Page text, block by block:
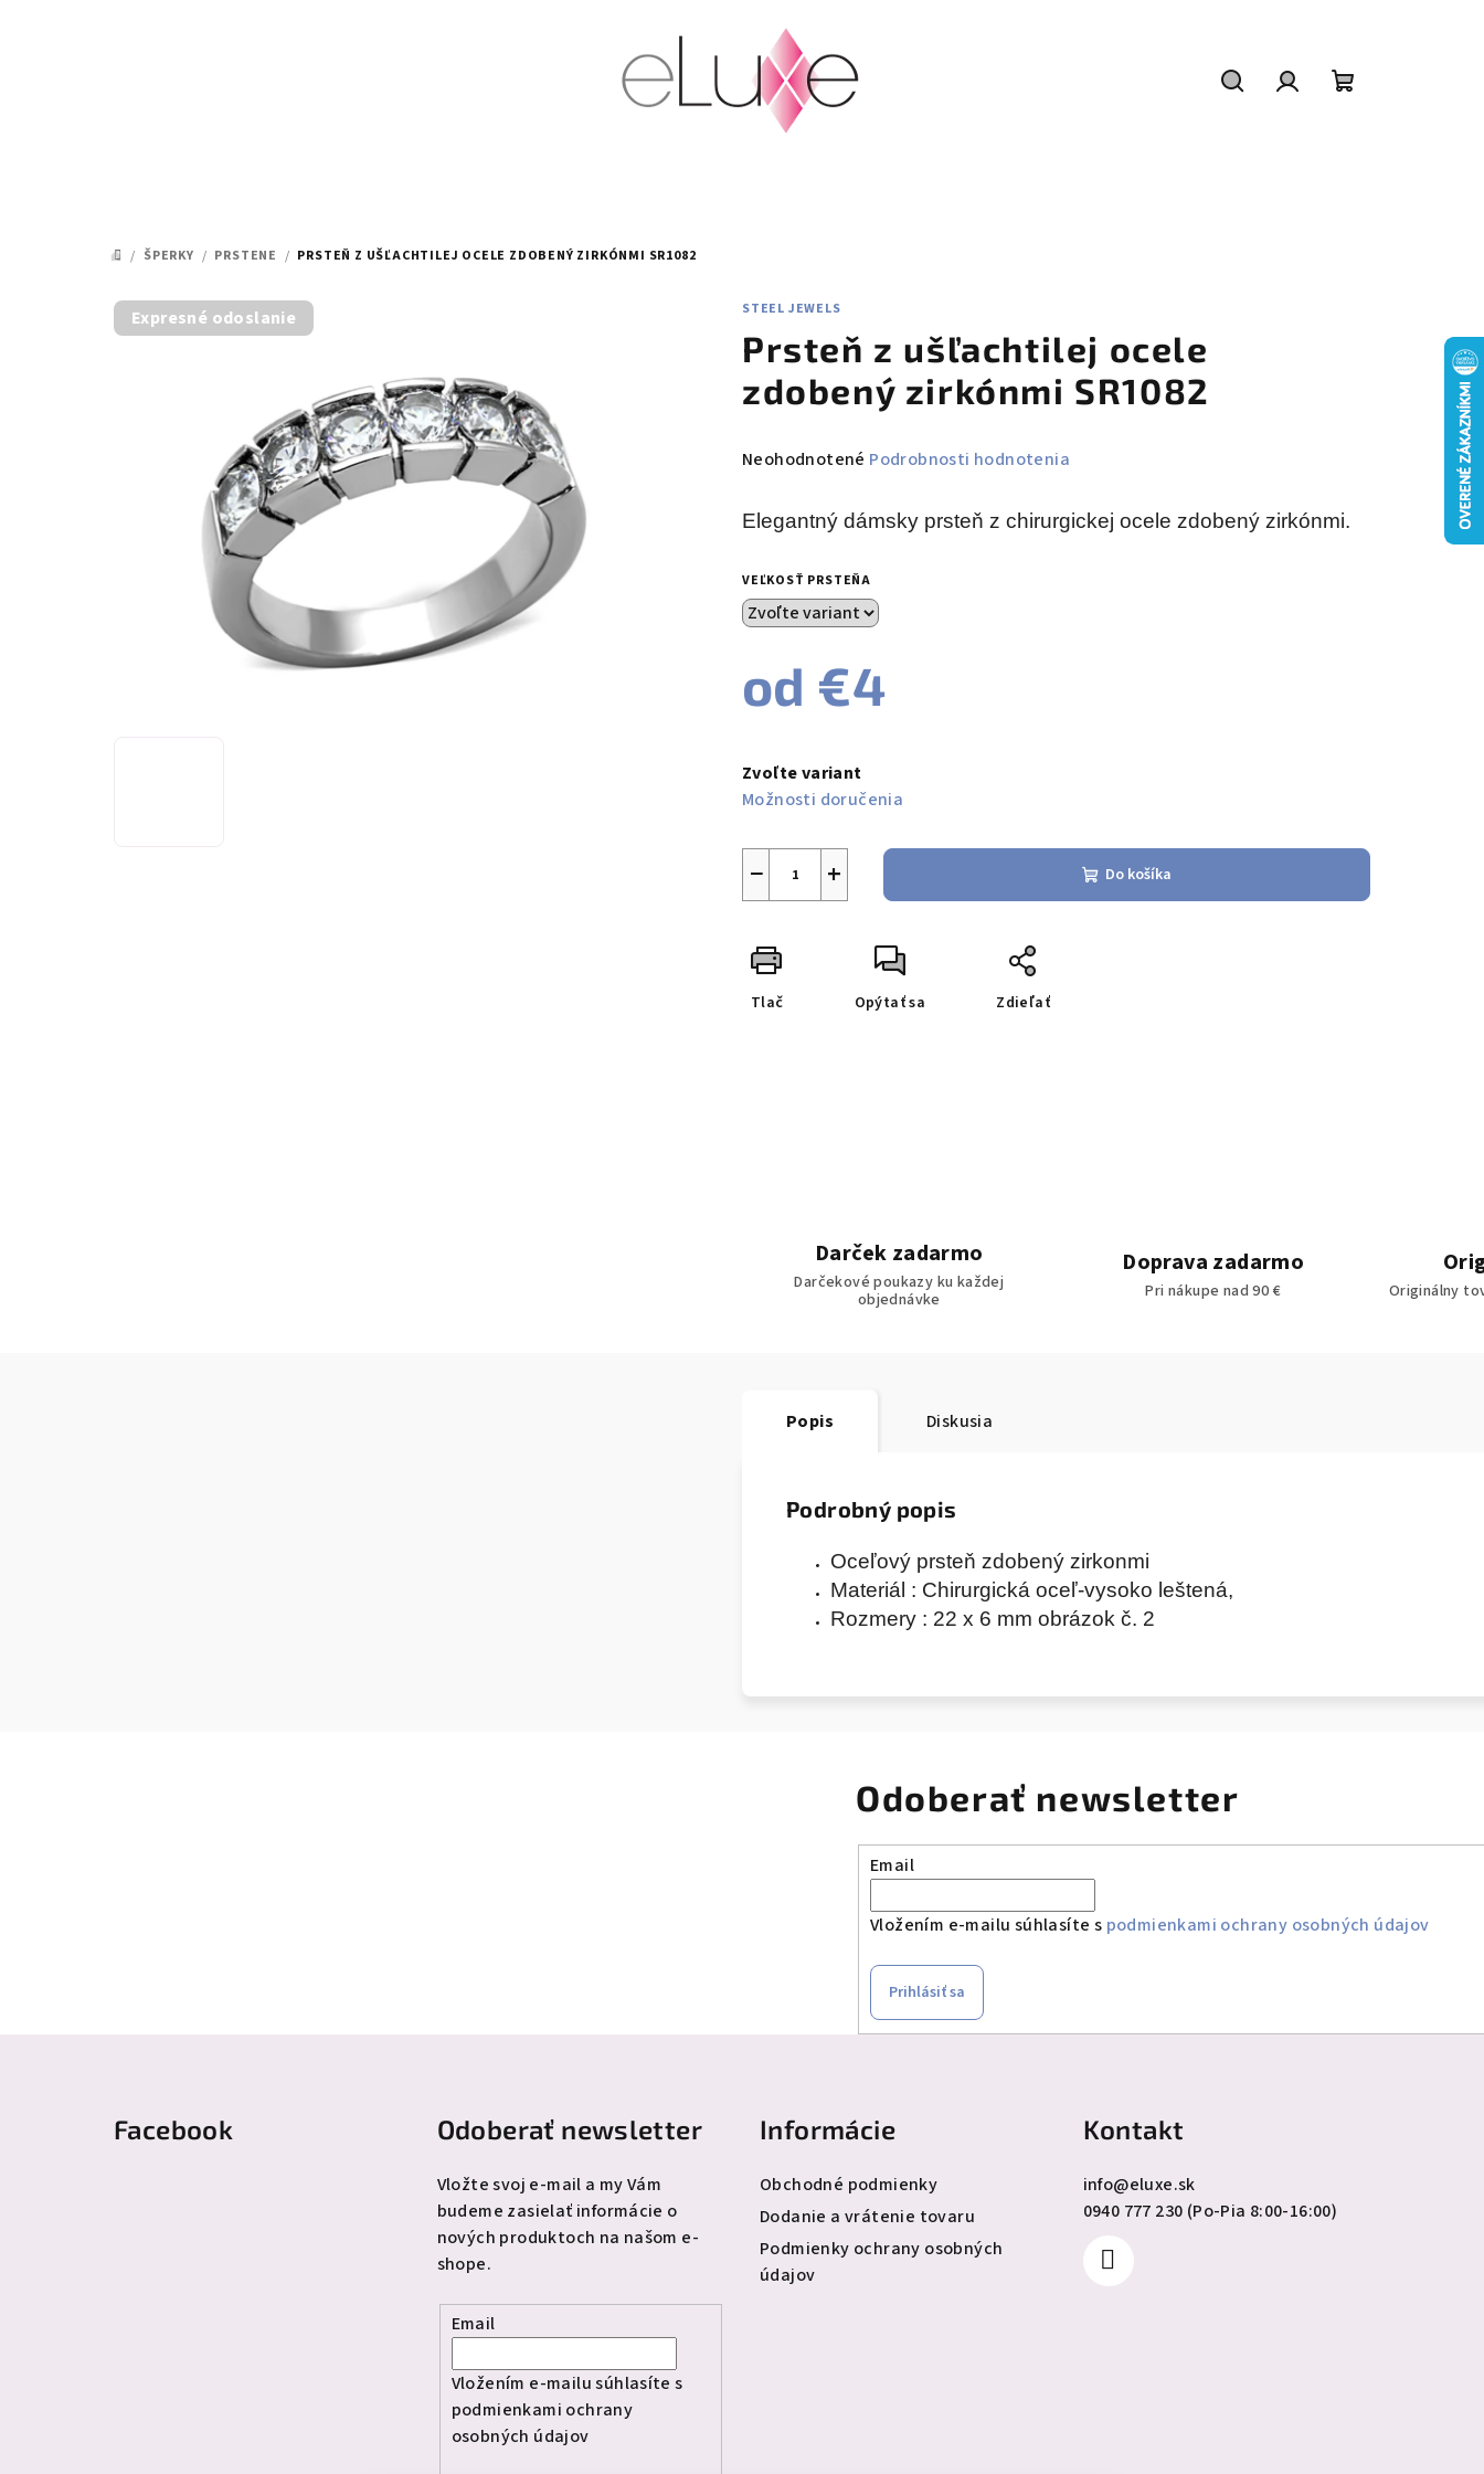
DOMOV
/ ŠPERKY / PRSTENE / PRSTEŇ Z UŠĽACHTILEJ OCELE ZDOBENÝ ZIRKÓNMI SR1082
STEEL JEWELS
Prsteň z ušľachtilej ocele
zdobený zirkónmi SR1082
Priemerné
produktu
z
5
Neohodnotené Podrobnosti hodnotenia
Elegantný dámsky prsteň z chirurgickej ocele zdobený zirkónmi.
VEĽKOSŤ PRSTEŇA
od €4
cena:
Zvoľte variant
Možnosti doručenia
+
− Do košíka
Tlač Opýtať sa Zdieľať
Expresné odoslanie
Darček zadarmo
Darčekové poukazy ku každej
objednávke
Doprava zadarmo
Pri nákupe nad 90 € Originálny
Popis Diskusia
Podrobný popis
Oceľový prsteň zdobený zirkonmi
Materiál : Chirurgická oceľ-vysoko leštená,
Rozmery : 22 x 6 mm obrázok č. 2
Odoberať newsletter
Email
Vložením e-mailu súhlasíte s podmienkami ochrany osobných údajov
Prihlásiť sa
Facebook Odoberať newsletter
Vložte svoj e-mail a my Vám
budeme zasielať informácie o
nových produktoch na našom e-
shope.
Email
Vložením e-mailu súhlasíte s
podmienkami ochrany
osobných údajov
Informácie
Obchodné podmienky
Dodanie a vrátenie tovaru
Podmienky ochrany osobných
údajov
Kontakt
info@eluxe.sk
0940 777 230 (Po-Pia 8:00-16:00)